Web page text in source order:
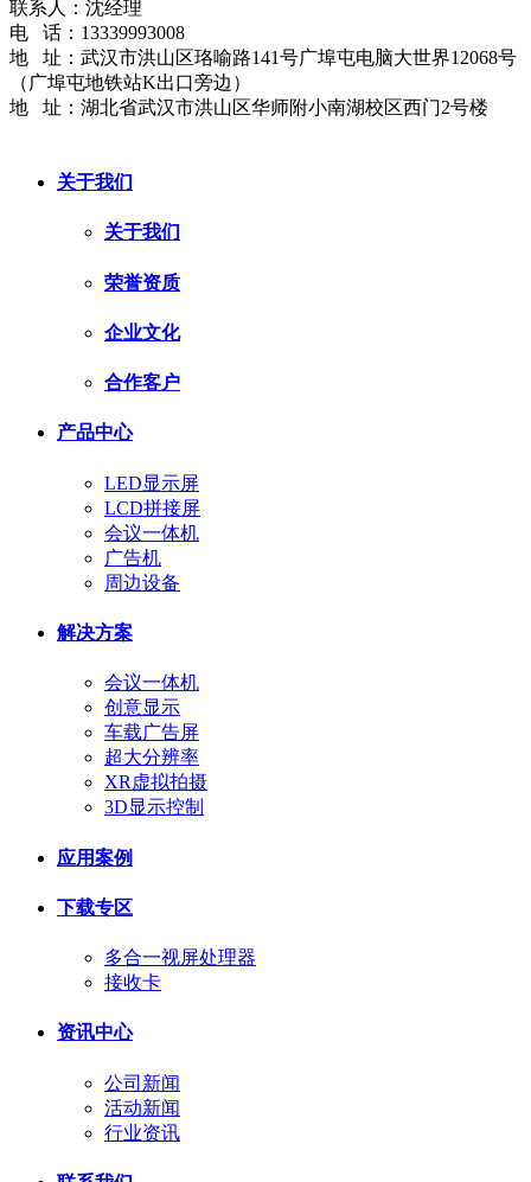
联系人：沈经理
电 话：13339993008
地 址：武汉市洪山区珞喻路141号广埠屯电脑大世界12068号
（广埠屯地铁站K出口旁边）
地 址：湖北省武汉市洪山区华师附小南湖校区西门2号楼
关于我们
关于我们
荣誉资质
企业文化
合作客户
产品中心
LED显示屏
LCD拼接屏
会议一体机
广告机
周边设备
解决方案
会议一体机
创意显示
车载广告屏
超大分辨率
XR虚拟拍摄
3D显示控制
应用案例
下载专区
多合一视屏处理器
接收卡
资讯中心
公司新闻
活动新闻
行业资讯